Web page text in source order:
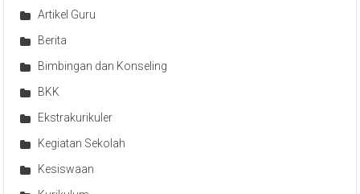
Artikel Guru
Berita
Bimbingan dan Konseling
BKK
Ekstrakurikuler
Kegiatan Sekolah
Kesiswaan